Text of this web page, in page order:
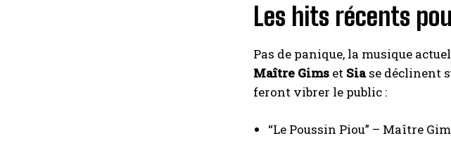
Les hits récents
Pas de panique, la musique
Maître Gims et Siase déclinent
feront vibrer le public :
“Le Poussin Piou” – Maître